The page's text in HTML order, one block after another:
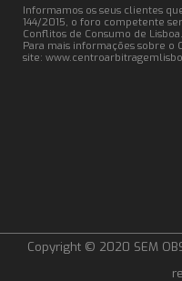
Informamos os seus clientes
144/2015, o foro competente
Conflitos de Consumo de Lisboa.
Para mais informações sobre
site:
Copyright © 2020 SEM